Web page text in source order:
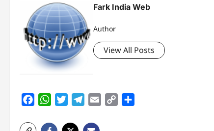
Fark India Web
Author
View All Posts
FacebookWhatsAppTwitterTelegram
Email
Copy